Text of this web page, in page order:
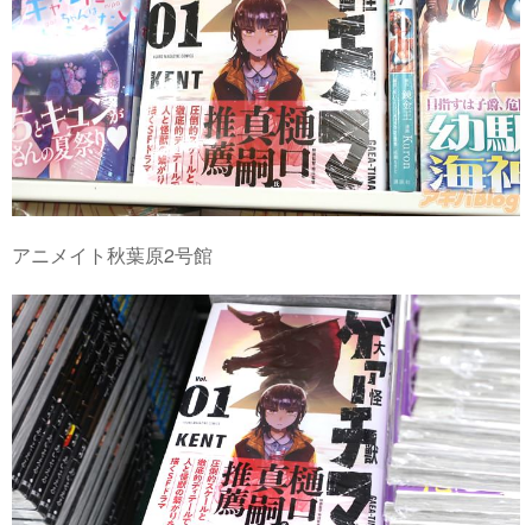
アニメイト秋葉原2号館